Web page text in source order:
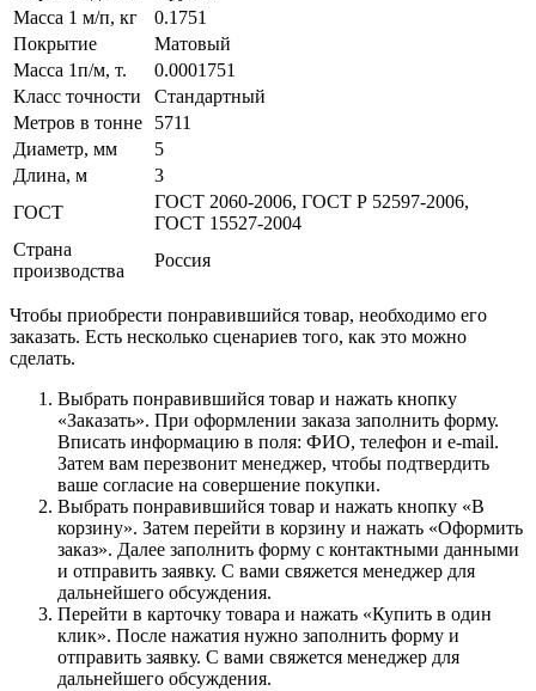
Масса 1 м/п, кг
0.1751
Покрытие
Матовый
Масса 1п/м, т.
0.0001751
Класс точности
Стандартный
Метров в тонне
5711
Диаметр, мм
5
Длина, м
3
ГОСТ
ГОСТ 2060-2006, ГОСТ Р 52597-2006,
ГОСТ 15527-2004
Страна
производства
Россия
Чтобы приобрести понравившийся товар, необходимо его
заказать. Есть несколько сценариев того, как это можно
сделать.
Выбрать понравившийся товар и нажать кнопку
«Заказать». При оформлении заказа заполнить форму.
Вписать информацию в поля: ФИО, телефон и e-mail.
Затем вам перезвонит менеджер, чтобы подтвердить
ваше согласие на совершение покупки.
Выбрать понравившийся товар и нажать кнопку «В
корзину». Затем перейти в корзину и нажать «Оформить
заказ». Далее заполнить форму с контактными данными
и отправить заявку. С вами свяжется менеджер для
дальнейшего обсуждения.
Перейти в карточку товара и нажать «Купить в один
клик». После нажатия нужно заполнить форму и
отправить заявку. С вами свяжется менеджер для
дальнейшего обсуждения.